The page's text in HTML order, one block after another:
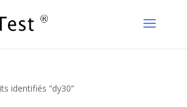
identifiés “dy30”